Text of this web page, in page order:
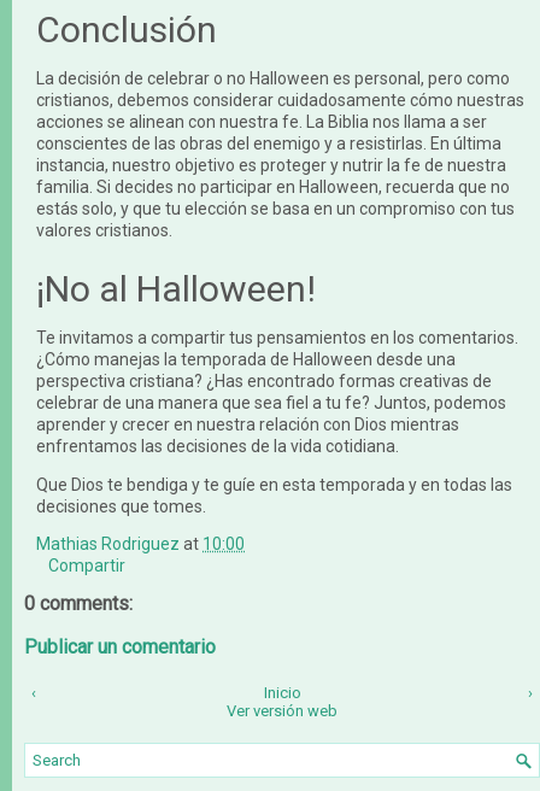
Conclusión
La decisión de celebrar o no Halloween es personal, pero como
cristianos, debemos considerar cuidadosamente cómo nuestras
acciones se alinean con nuestra fe. La Biblia nos llama a ser
conscientes de las obras del enemigo y a resistirlas. En última
instancia, nuestro objetivo es proteger y nutrir la fe de nuestra
familia. Si decides no participar en Halloween, recuerda que no
estás solo, y que tu elección se basa en un compromiso con tus
valores cristianos.
¡No al Halloween!
Te invitamos a compartir tus pensamientos en los comentarios.
¿Cómo manejas la temporada de Halloween desde una
perspectiva cristiana? ¿Has encontrado formas creativas de
celebrar de una manera que sea fiel a tu fe? Juntos, podemos
aprender y crecer en nuestra relación con Dios mientras
enfrentamos las decisiones de la vida cotidiana.
Que Dios te bendiga y te guíe en esta temporada y en todas las
decisiones que tomes.
Mathias Rodriguez at 10:00
Compartir
0 comments:
Publicar un comentario
‹ ›
Inicio
Ver versión web